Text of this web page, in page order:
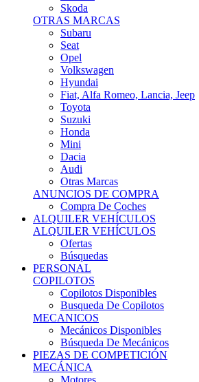
OTRAS MARCAS
Subaru
Seat
Opel
Volkswagen
Hyundai
Fiat, Alfa Romeo, Lancia, Jeep
Toyota
Suzuki
Honda
Mini
Dacia
Audi
Otras Marcas
ANUNCIOS DE COMPRA
Compra De Coches
ALQUILER VEHÍCULOS
ALQUILER VEHÍCULOS
Ofertas
Búsquedas
PERSONAL
COPILOTOS
Copilotos Disponibles
Busqueda De Copilotos
MECANICOS
Mecánicos Disponibles
Búsqueda De Mecánicos
PIEZAS DE COMPETICIÓN
MECÁNICA
Motores
Refrigeración